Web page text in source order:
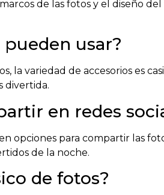
de las fotos y el diseño
usar?
la variedad de accesorios es
divertida.
en redes
opciones para compartir las
de la noche.
de fotos?